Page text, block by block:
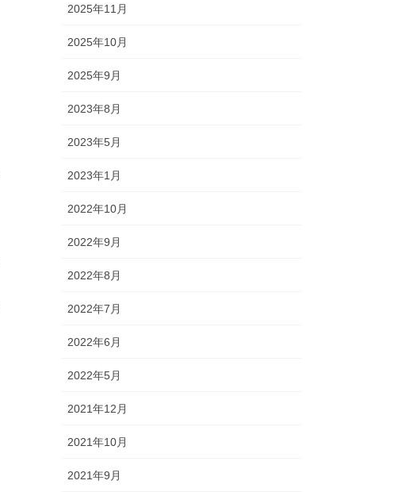
2025年11月
2025年10月
2025年9月
2023年8月
2023年5月
2023年1月
2022年10月
2022年9月
2022年8月
2022年7月
2022年6月
2022年5月
2021年12月
2021年10月
2021年9月